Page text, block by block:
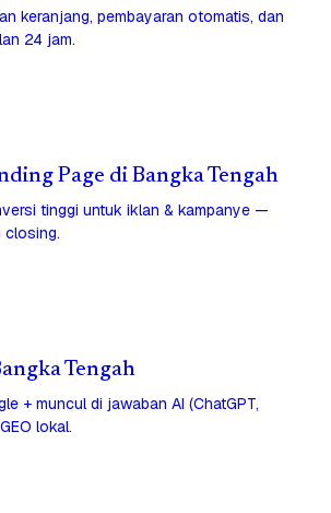
keranjang, pembayaran otomatis, dan
24 jam.
Page di Bangka Tengah
tinggi untuk iklan & kampanye —
closing.
Tengah
+ muncul di jawaban AI (ChatGPT,
lokal.